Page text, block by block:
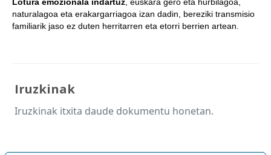
naturalagoa eta erakargarriagoa izan dadin, bereziki transmisio
familiarik jaso ez duten herritarren eta etorri berrien artean.
Iruzkinak
Iruzkinak itxita daude dokumentu honetan.